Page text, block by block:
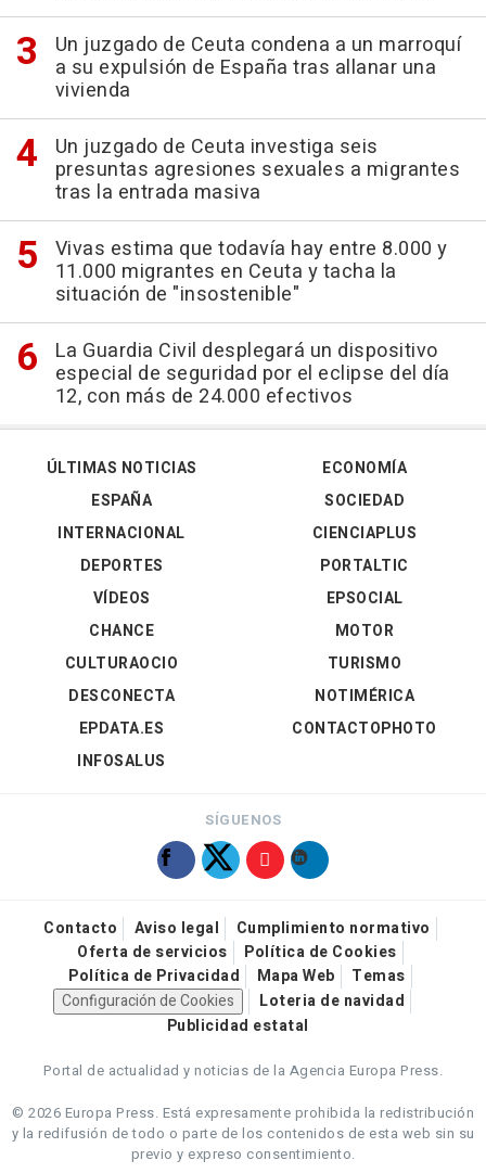
Un juzgado de Ceuta condena a un marroquí
a su expulsión de España tras allanar una
vivienda
Un juzgado de Ceuta investiga seis
presuntas agresiones sexuales a migrantes
tras la entrada masiva
Vivas estima que todavía hay entre 8.000 y
11.000 migrantes en Ceuta y tacha la
situación de "insostenible"
La Guardia Civil desplegará un dispositivo
especial de seguridad por el eclipse del día
12, con más de 24.000 efectivos
ÚLTIMAS NOTICIAS
ESPAÑA
INTERNACIONAL
DEPORTES
VÍDEOS
ECONOMÍA
SOCIEDAD
CIENCIAPLUS
PORTALTIC
EPSOCIAL
CHANCE
CULTURAOCIO
DESCONECTA
EPDATA.ES
INFOSALUS
MOTOR
TURISMO
NOTIMÉRICA
CONTACTOPHOTO
SÍGUENOS
Contacto Aviso legal
Cumplimiento normativo
Oferta de servicios
Política de Cookies
Política de Privacidad
Mapa Web
Temas
Configuración de Cookies
Loteria de navidad
Publicidad estatal
Portal de actualidad y noticias de la Agencia Europa Press.
© 2026 Europa Press. Está expresamente prohibida la redistribución
y la redifusión de todo o parte de los contenidos de esta web sin su
previo y expreso consentimiento.